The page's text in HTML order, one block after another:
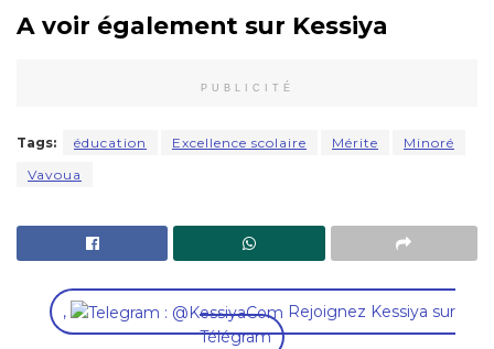
A voir également sur Kessiya
PUBLICITÉ
Tags: éducation Excellence scolaire Mérite
Minoré
Vavoua
,
Rejoignez Kessiya sur
Télégram